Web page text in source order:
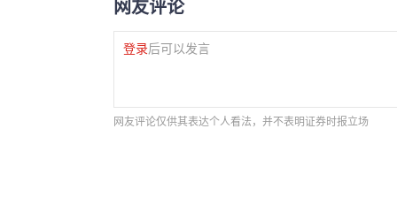
网友评论
登录后可以发言
网友评论仅供其表达个人看法，并不表明证券时报立场